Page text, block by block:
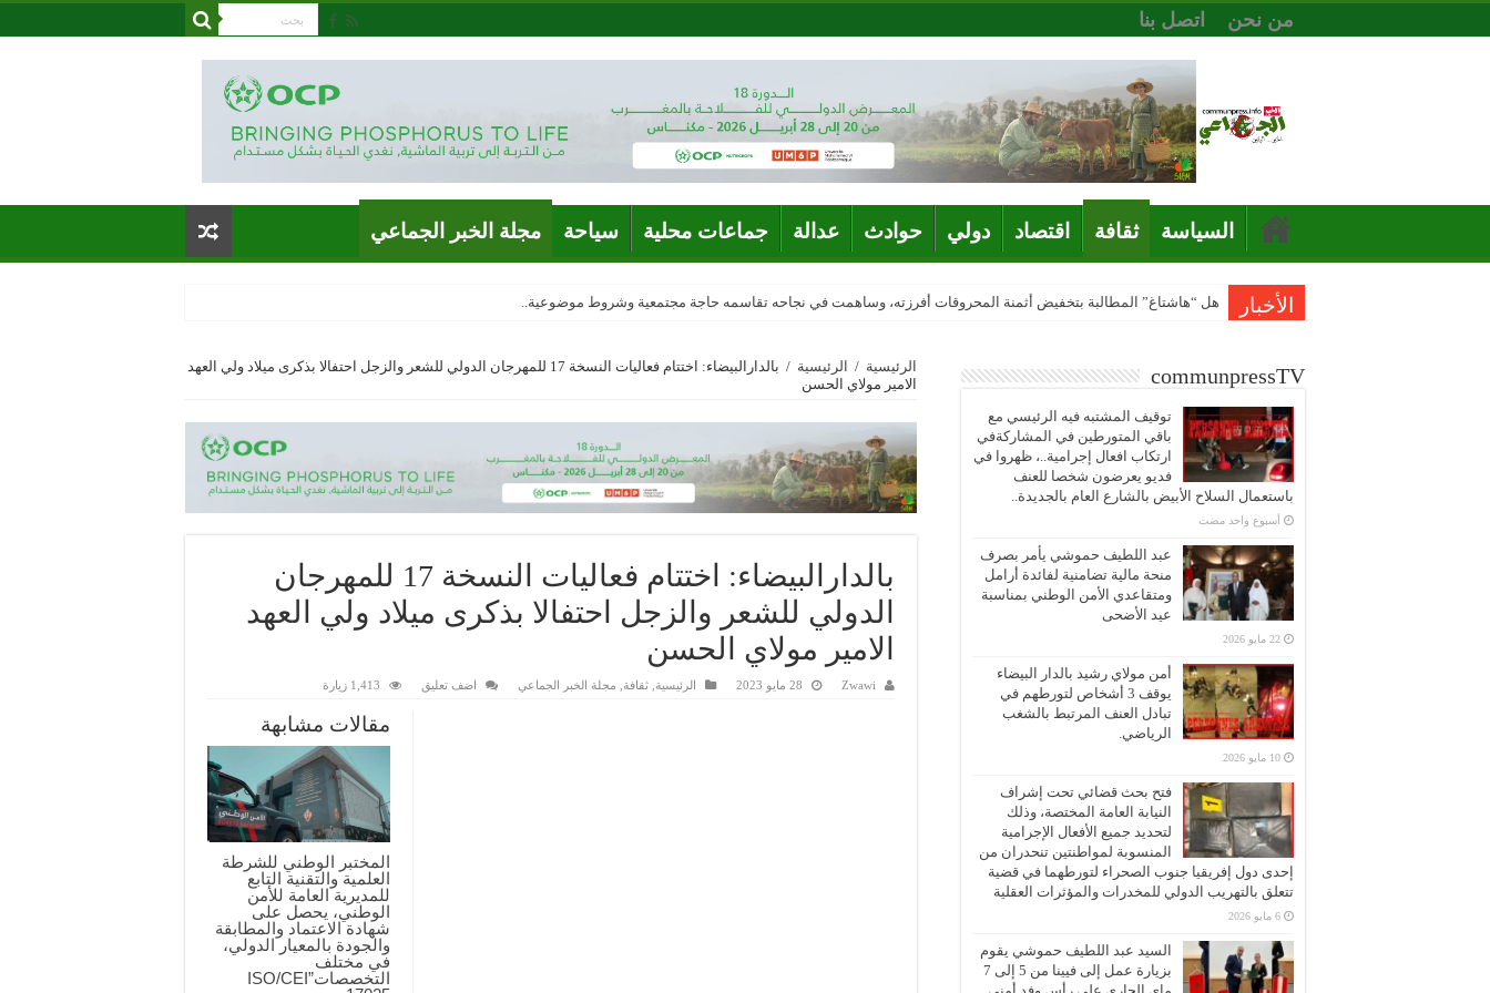
من نحن اتصل بنا
السياسة ثقافة اقتصاد دولي حوادث عدالة جماعات محلية سياحة مجلة الخبر الجماعي
الأخبار هل “هاشتاغ” المطالبة بتخفيض أثمنة المحروقات أفرزته، وساهمت في نجاحه تقاسمه حاجة مجتمعية وشروط موضوعية..
الرئيسية / الرئيسية /
بالدارالبيضاء: اختتام فعاليات النسخة 17 للمهرجان الدولي للشعر والزجل احتفالا بذكرى ميلاد ولي العهد
الامير مولاي الحسن
بالدارالبيضاء: اختتام فعاليات النسخة 17 للمهرجان
الدولي للشعر والزجل احتفالا بذكرى ميلاد ولي العهد
الامير مولاي الحسن
Zwawi 28 مايو 2023 الرئيسية ثقافة مجلة الخبر الجماعي اضف تعليق 1,413 زيارة
مقالات مشابهة
المختبر الوطني للشرطة
العلمية والتقنية التابع
للمديرية العامة للأمن
الوطني، يحصل على
شهادة الاعتماد والمطابقة
والجودة بالمعيار الدولي،
في مختلف
التخصصات”ISO/CEI
communpressTV
توقيف المشتبه فيه الرئيسي مع
باقي المتورطين في المشاركةفي
ارتكاب افعال إجرامية..، ظهروا في
فديو يعرضون شخصا للعنف
باستعمال السلاح الأبيض بالشارع العام بالجديدة..
‏أسبوع واحد مضت
عبد اللطيف حموشي يأمر بصرف
منحة مالية تضامنية لفائدة أرامل
ومتقاعدي الأمن الوطني بمناسبة
عيد الأضحى
22 مايو 2026
أمن مولاي رشيد بالدار البيضاء
يوقف 3 أشخاص لتورطهم في
تبادل العنف المرتبط بالشغب
الرياضي.
10 مايو 2026
فتح بحث قضائي تحت إشراف
النيابة العامة المختصة، وذلك
لتحديد جميع الأفعال الإجرامية
المنسوبة لمواطنتين تنحدران من
إحدى دول إفريقيا جنوب الصحراء لتورطهما في قضية
تتعلق بالتهريب الدولي للمخدرات والمؤثرات العقلية
6 مايو 2026
السيد عبد اللطيف حموشي يقوم
بزيارة عمل إلى فيينا من 5 إلى 7